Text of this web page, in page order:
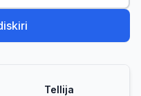
Tellija